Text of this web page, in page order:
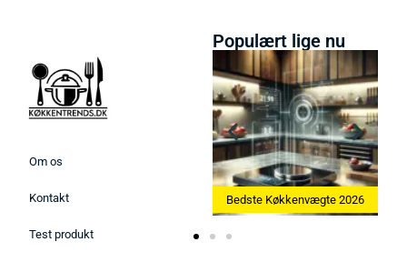
Om os
Kontakt
Test produkt
Populært lige nu
Ismaskine 2026 Bedste Køkkenvægte 2026 Bedste